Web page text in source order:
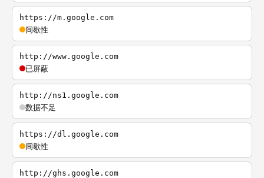
https://m.google.com
间歇性
http://www.google.com
已屏蔽
http://ns1.google.com
数据不足
https://dl.google.com
间歇性
http://ghs.google.com